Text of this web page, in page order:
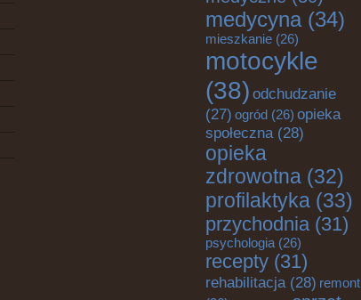
medycyna(34)
mieszkanie (26)
motocykle
(38) odchudzanie
(27) ogród (26) opieka
społeczna(28)
opieka
zdrowotna (32)
profilaktyka (33)
przychodnia(31)
psychologia (26)
recepty (31)
rehabilitacja(28) remont